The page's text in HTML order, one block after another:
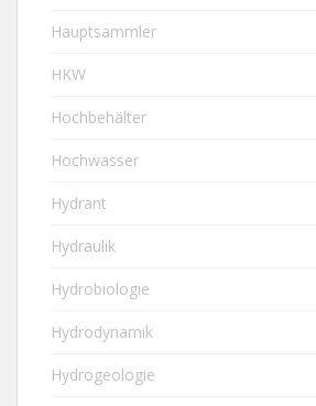
Hauptsammler
HKW
Hochbehälter
Hochwasser
Hydrant
Hydraulik
Hydrobiologie
Hydrodynamik
Hydrogeologie